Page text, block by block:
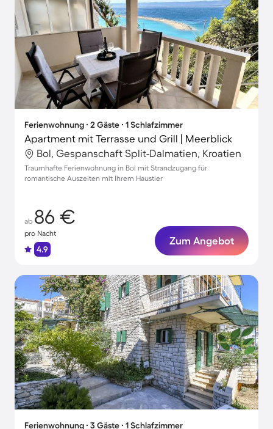
Ferienwohnung ∙ 2 Gäste ∙ 1 Schlafzimmer
Apartment mit Terrasse und Grill | Meerblick
Bol, Gespanschaft Split-Dalmatien, Kroatien
Traumhafte Ferienwohnung in Bol mit Strandzugang für
romantische Auszeiten mit Ihrem Haustier
ab 86 €
pro Nacht
4.9
Zum Angebot
Ferienwohnung ∙ 3 Gäste ∙ 1 Schlafzimmer